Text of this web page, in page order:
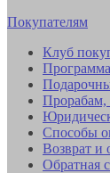
Покупателям
Клуб
Прорабам,
Способы
Возврат и
Обратная